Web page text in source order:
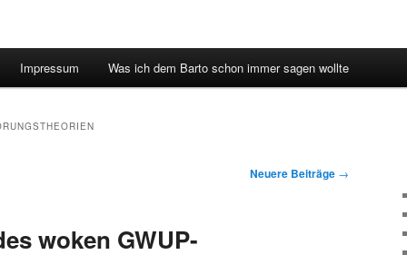
Impressum Was ich dem Barto schon immer sagen wollte
Neuere Beiträge →
woken GWUP-